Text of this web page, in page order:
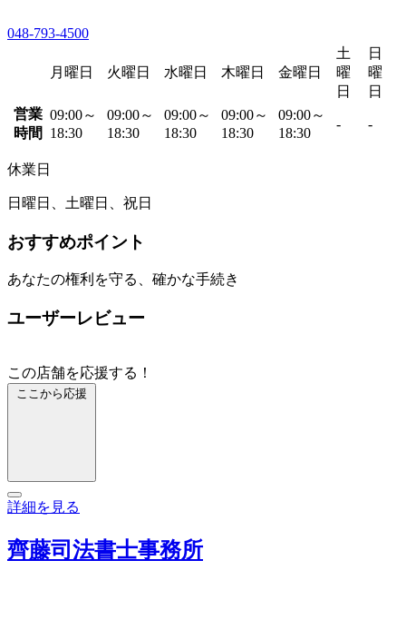
048-793-4500
月曜日 火曜日 水曜日 木曜日 金曜日
土
曜
日
日
曜
日
営業
時間
09:00～
18:30
09:00～
18:30
09:00～
18:30
09:00～
18:30
09:00～
18:30
- -
休業日
日曜日、土曜日、祝日
おすすめポイント
あなたの権利を守る、確かな手続き
ユーザーレビュー
この店舗を応援する！
ここから応援
詳細を見る
齊藤司法書士事務所